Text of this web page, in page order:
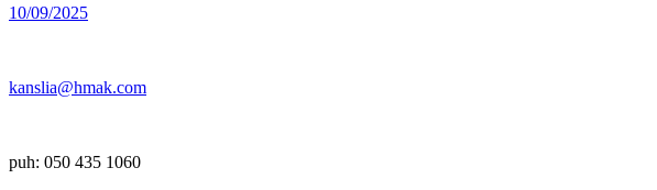
10/09/2025
kanslia@hmak.com
puh: 050 435 1060